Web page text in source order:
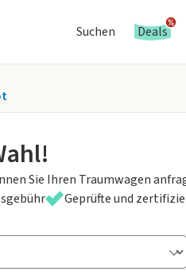
Suchen Deals
Sie Ihren Traumwagen
Geprüfte und